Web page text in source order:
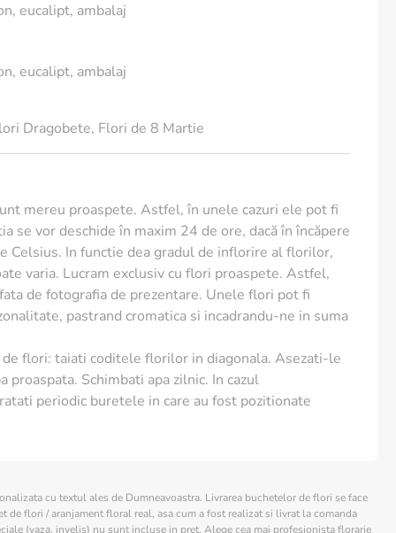
proaspete cat mai mult timp:
vaza pana la jumatate.
de lamaie si putin zahar.
e indicat sa faci acest lucru sub apa. Taiate in aer
la moartea prematura a plantei. Taie codita oblic,
lasa apa pe tulpina, muguri sau frunze.
flori naturale, proaspete, nuanta acestora poate fi
prezentare.
eucalipt, ambalaj
eucalipt, ambalaj
Dragobete, Flori de 8 Martie
mereu proaspete. Astfel, în unele cazuri ele pot fi
se vor deschide în maxim 24 de ore, dacă în încăpere
Celsius. In functie dea gradul de inflorire al florilor,
varia. Lucram exclusiv cu flori proaspete. Astfel,
de fotografia de prezentare. Unele flori pot fi
pastrand cromatica si incadrandu-ne in suma
flori: taiati coditele florilor in diagonala. Asezati-le
proaspata. Schimbati apa zilnic. In cazul
periodic buretele in care au fost pozitionate
cu textul ales de Dumneavoastra. Livrarea buchetelor de flori se face
de flori / aranjament floral real, asa cum a fost realizat si livrat la comanda
(vaza, invelis) nu sunt incluse in pret. Alege cea mai profesionista florarie